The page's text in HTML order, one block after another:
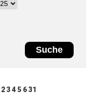
2 3 4 5 6 31